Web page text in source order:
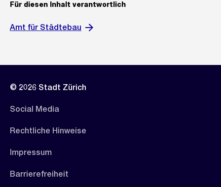
Für diesen Inhalt verantwortlich
Amt für Städtebau
© 2026 Stadt Zürich
Social Media
Rechtliche Hinweise
Impressum
Barrierefreiheit